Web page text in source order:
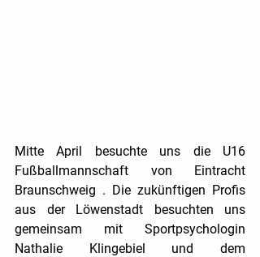
Mitte April besuchte uns die U16
Fußballmannschaft von Eintracht
Braunschweig . Die zukünftigen Profis
aus der Löwenstadt besuchten uns
gemeinsam mit Sportpsychologin
Nathalie Klingebiel und dem